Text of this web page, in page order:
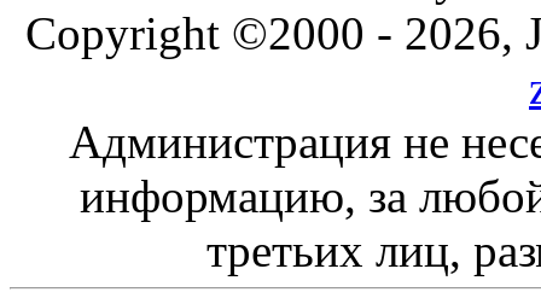
Copyright ©2000 - 2026,
Администрация не
информацию, за любой
третьих лиц,